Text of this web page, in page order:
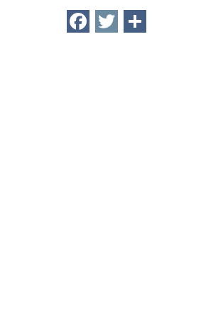
Facebook
Twitter